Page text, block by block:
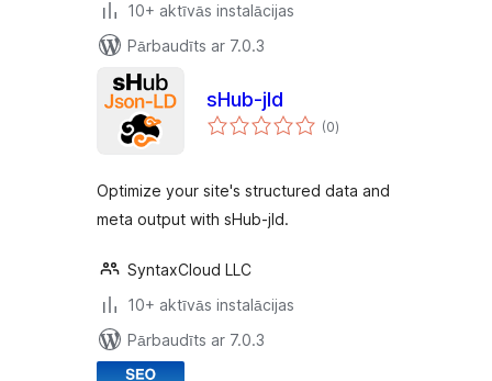
10+ aktīvās instalācijas
Pārbaudīts ar 7.0.3
sHub-jld
(0vērtējumu
kopsumma
)
Optimize your site's structured data and
meta output with sHub-jld.
SyntaxCloud LLC
10+ aktīvās instalācijas
Pārbaudīts ar 7.0.3